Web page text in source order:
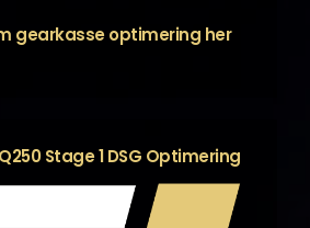
gearkasse optimering her
Stage 1 DSG Optimering